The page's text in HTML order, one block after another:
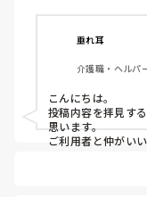
わりはいらないか
に伝えたら、注意さ
上司の注意内容
けない。
→ケアマネに中止に
中止になったとは
か？」と聞くように
垂れ耳
介護職・ヘルパ
こんにちは。
投稿内容を拝見す
思います。
ご利用者と仲がい
それだけ、そのご